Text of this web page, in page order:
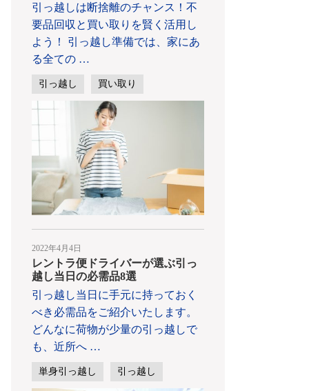
引っ越しは断捨離のチャンス！不
要品回収と買い取りを賢く活用し
よう！ 引っ越し準備では、家にあ
る全ての …
引っ越し 買い取り
2022年4月4日
レントラ便ドライバーが選ぶ引っ
越し当日の必需品8選
引っ越し当日に手元に持っておく
べき必需品をご紹介いたします。
どんなに荷物が少量の引っ越しで
も、近所へ …
単身引っ越し 引っ越し